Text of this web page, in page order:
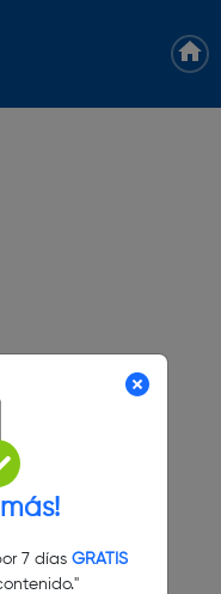
7 días GRATIS